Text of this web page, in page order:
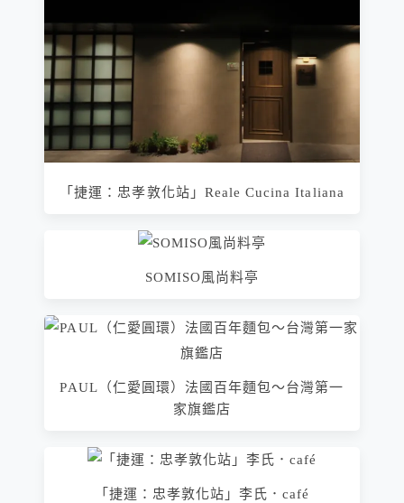
「捷運：忠孝敦化站」Reale Cucina Italiana
SOMISO風尚料亭
PAUL（仁愛圓環）法國百年麵包～台灣第一
家旗鑑店
「捷運：忠孝敦化站」李氏．café